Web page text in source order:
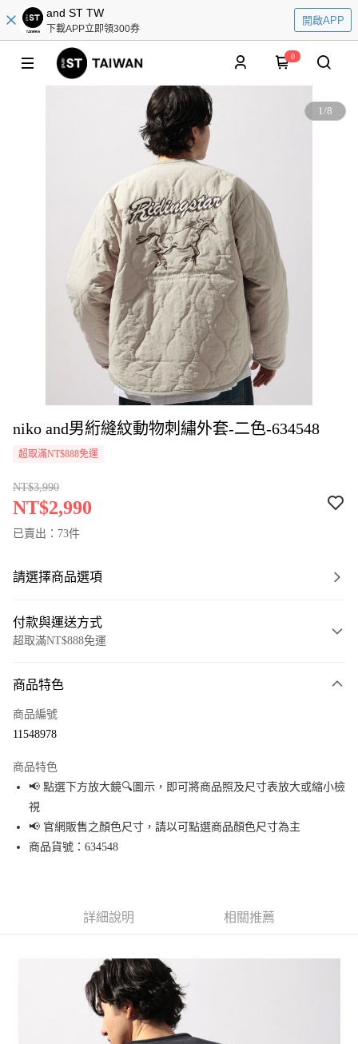
and ST TW
下載APP立即領300券
開啟APP
0
1/8
niko and男絎縫紋動物刺繡外套-二色-634548
超取滿NT$888免運
NT$3,990
NT$2,990
已賣出：73件
請選擇商品選項
付款與運送方式
超取滿NT$888免運
信用卡一次付款
Apple Pay
街口支付
悠遊付
【大哥付你分期使用說明】
1.本服務由台灣大哥大提供，台灣大哥大用戶可立即使用無須另外申請。
2.付款方式選擇「大哥付你分期」，訂單成立後會自動跳轉到大哥付的交易
流程，驗證手機門號後，選擇欲分期的期數、繳款截止日，確認付款後即完
3.實際核准額度、可分期數及費用金額請依後續交易確認頁面所載為準。
AFTEE先享後付
【關於「AFTEE先享後付」】
AFTEE先享後付是「在收到商品之後才付款」的支付方式。 讓您購物簡單便
商品特色
商品編號
11548978
商品特色
📢 點選下方放大鏡🔍圖示，即可將商品照及尺寸表放大或縮小檢
視
📢 官網販售之顏色尺寸，請以可點選商品顏色尺寸為主
商品貨號：634548
詳細說明 相關推薦